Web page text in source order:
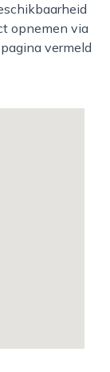
opnemen via
vermeld